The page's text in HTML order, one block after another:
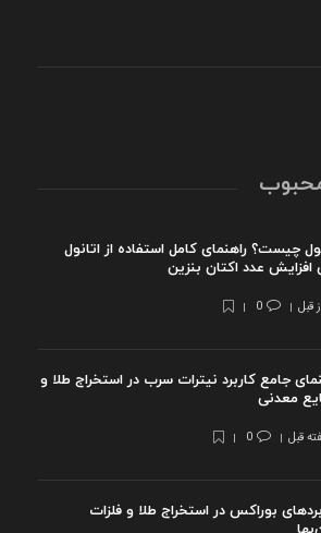
چیست؟ راهنمای کامل استفاده از اتانول
افزایش عدد اکتان بنزین
0
جامع کاربرد نیترات سرب در استخراج طلا و
معدنی
0
بوراکس در استخراج طلا و فلزات